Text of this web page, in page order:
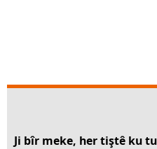
Ji bîr meke, her tiştê ku